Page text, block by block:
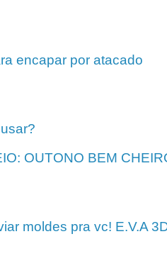
encapar por atacado
OUTONO BEM
moldes pra vc! E.V.A